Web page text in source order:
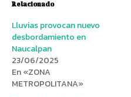
Relacionado
Lluvias provocan nuevo
desbordamiento en
Naucalpan
23/06/2025
En «ZONA
METROPOLITANA»